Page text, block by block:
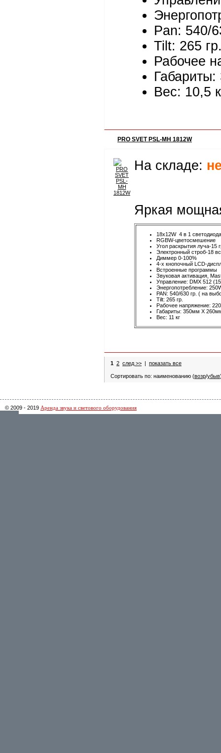
Pan: 540/
Tilt: 265
Рабочее
Вес: 10,5
PRO SVET PSL-MH 1812W
На складе:
Яркая
18x12W 4 в 1
RGBW-цветосмешение
Угол раскрытия луча-15
Электронный строб-18
Диммер 0-100%
4-х кнопочный LCD-
Встроенные программы
Звуковая активация,
Управление: DMX 512
Энергопотребление:
PAN: 540/630 гр. ( на
Tilt: 265 гр.
Рабочее напряжение:
Габариты: 350мм X
Вес: 11 кг
1 2 след >> | показать все
Сортировать по: наименованию (возр/убыв
© 2009 - 2019 Аренда звука и светового оборудования